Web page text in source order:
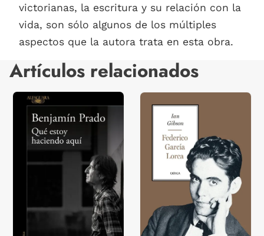
victorianas, la escritura y su relación con la
vida, son sólo algunos de los múltiples
aspectos que la autora trata en esta obra.
Artículos relacionados